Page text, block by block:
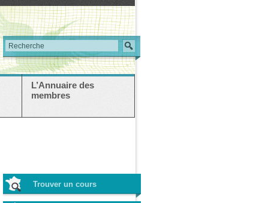
L’Annuaire des
membres
Trouver un cours